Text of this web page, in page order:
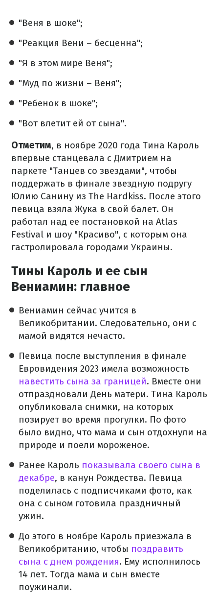
"Веня в шоке";
"Реакция Вени – бесценна";
"Я в этом мире Веня";
"Муд по жизни – Веня";
"Ребенок в шоке";
"Вот влетит ей от сына".
Отметим, в ноябре 2020 года Тина Кароль
впервые станцевала с Дмитрием на
паркете "Танцев со звездами", чтобы
поддержать в финале звездную подругу
Юлию Санину из The Hardkiss. После этого
певица взяла Жука в свой балет. Он
работал над ее постановкой на Atlas
Festival и шоу "Красиво", с которым она
гастролировала городами Украины.
Тины Кароль и ее сын
Вениамин: главное
Вениамин сейчас учится в
Великобритании. Следовательно, они с
мамой видятся нечасто.
Певица после выступления в финале
Евровидения 2023 имела возможность
навестить сына за границей. Вместе они
отпраздновали День матери. Тина Кароль
опубликовала снимки, на которых
позирует во время прогулки. По фото
было видно, что мама и сын отдохнули на
природе и поели мороженое.
Ранее Кароль показывала своего сына в
декабре, в канун Рождества. Певица
поделилась с подписчиками фото, как
она с сыном готовила праздничный
ужин.
До этого в ноябре Кароль приезжала в
Великобританию, чтобы поздравить
сына с днем рождения. Ему исполнилось
14 лет. Тогда мама и сын вместе
поужинали.